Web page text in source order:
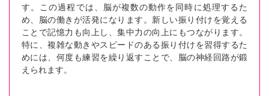
す。この過程では、脳が複数の動作を同時に処理するた
め、脳の働きが活発になります。新しい振り付けを覚える
ことで記憶力も向上し、集中力の向上にもつながります。
特に、複雑な動きやスピードのある振り付けを習得するた
めには、何度も練習を繰り返すことで、脳の神経回路が鍛
えられます。